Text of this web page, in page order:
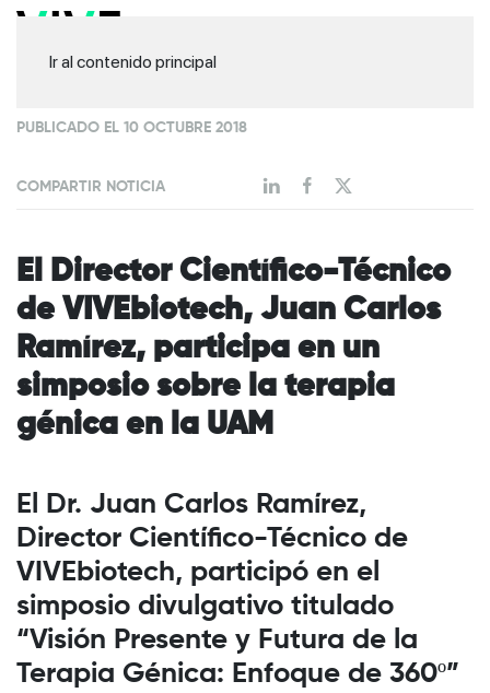
Ir al contenido principal
PUBLICADO EL 10 OCTUBRE 2018
COMPARTIR NOTICIA
El Director Científico-Técnico
de VIVEbiotech, Juan Carlos
Ramírez, participa en un
simposio sobre la terapia
génica en la UAM
El Dr. Juan Carlos Ramírez,
Director Científico-Técnico de
VIVEbiotech, participó en el
simposio divulgativo titulado
“Visión Presente y Futura de la
Terapia Génica: Enfoque de 360º”